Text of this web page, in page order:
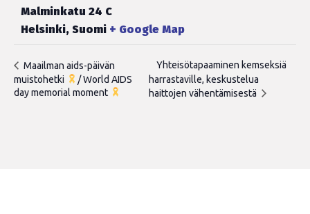
Malminkatu 24 C
Helsinki, Suomi + Google Map
Maailman aids-päivän
muistohetki
/ World AIDS
day memorial moment
Yhteisötapaaminen kemseksiä
harrastaville, keskustelua
haittojen vähentämisestä